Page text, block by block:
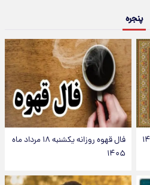
پنجره
فال قهوه روزانه یکشنبه ۱۸ مرداد ماه
۱۴۰۵